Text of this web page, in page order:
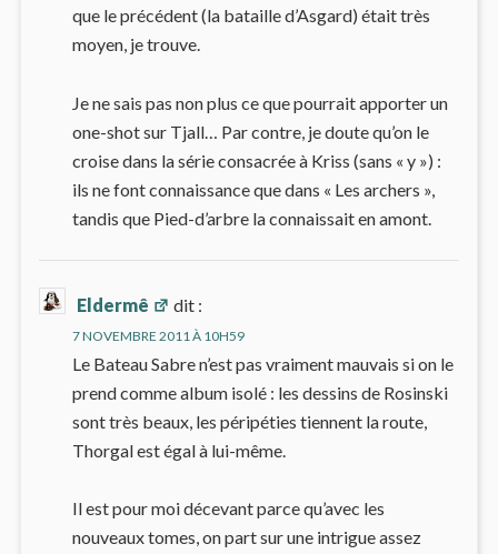
que le précédent (la bataille d’Asgard) était très
moyen, je trouve.
Je ne sais pas non plus ce que pourrait apporter un
one-shot sur Tjall… Par contre, je doute qu’on le
croise dans la série consacrée à Kriss (sans « y ») :
ils ne font connaissance que dans « Les archers »,
tandis que Pied-d’arbre la connaissait en amont.
Eldermê dit :
7 NOVEMBRE 2011 À 10H59
Le Bateau Sabre n’est pas vraiment mauvais si on le
prend comme album isolé : les dessins de Rosinski
sont très beaux, les péripéties tiennent la route,
Thorgal est égal à lui-même.
Il est pour moi décevant parce qu’avec les
nouveaux tomes, on part sur une intrigue assez